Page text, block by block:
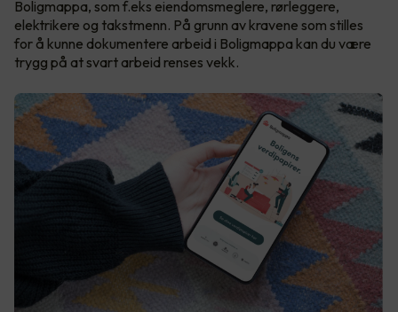
Boligmappa, som f.eks eiendomsmeglere, rørleggere,
elektrikere og takstmenn. På grunn av kravene som stilles
for å kunne dokumentere arbeid i Boligmappa kan du være
trygg på at svart arbeid renses vekk.